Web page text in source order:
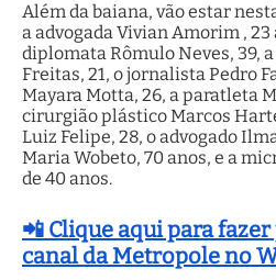
Além da baiana, vão estar
a advogada Vivian Amorim , 23
diplomata Rômulo Neves, 39,
Freitas, 21, o jornalista Pedro
Mayara Motta, 26, a paratleta
cirurgião plástico Marcos
Luiz Felipe, 28, o advogado
Maria Wobeto, 70 anos, e a
de 40 anos.
📲 Clique aqui para
canal da Metropole no